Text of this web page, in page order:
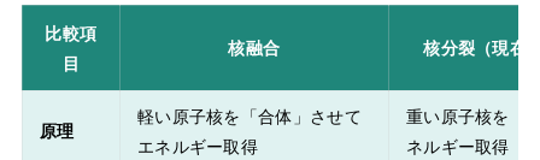
比較項
目
核融合 核分裂（現在
原理
軽い原子核を「合体」させて
エネルギー取得
重い原子核を「
ネルギー取得